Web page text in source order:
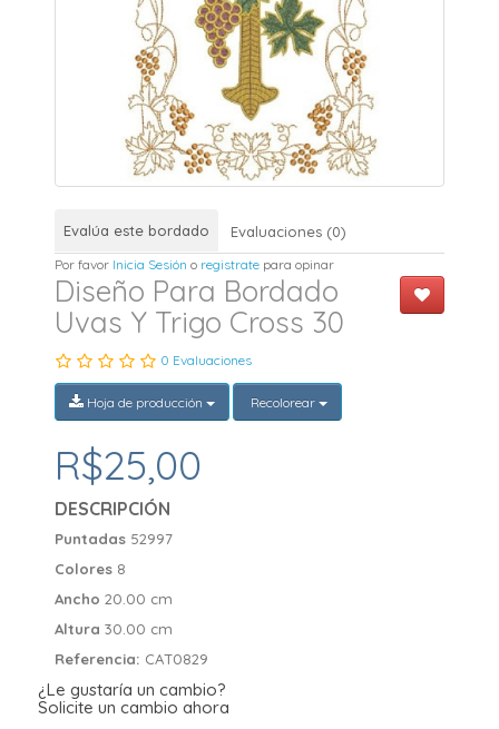
Evalúa este bordado Evaluaciones (0)
Por favor Inicia Sesión o registrate para opinar
Diseño Para Bordado
Uvas Y Trigo Cross 30
0 Evaluaciones
Hoja de producción Recolorear
R$25,00
DESCRIPCIÓN
Puntadas 52997
Colores 8
Ancho20.00 cm
Altura30.00 cm
Referencia: CAT0829
¿Le gustaría un cambio?
Solicite un cambio ahora